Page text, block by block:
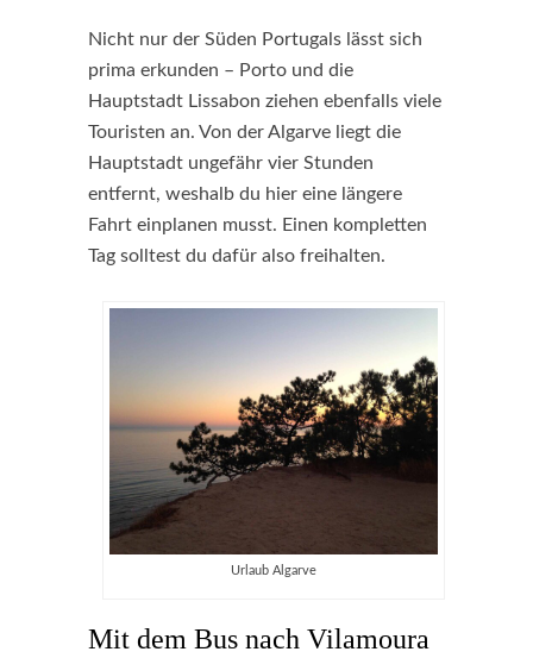
Nicht nur der Süden Portugals lässt sich
prima erkunden – Porto und die
Hauptstadt Lissabon ziehen ebenfalls viele
Touristen an. Von der Algarve liegt die
Hauptstadt ungefähr vier Stunden
entfernt, weshalb du hier eine längere
Fahrt einplanen musst. Einen kompletten
Tag solltest du dafür also freihalten.
Urlaub Algarve
Mit dem Bus nach Vilamoura